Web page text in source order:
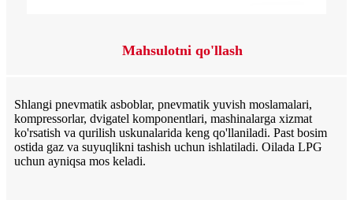
Mahsulotni qo'llash
Shlangi pnevmatik asboblar, pnevmatik yuvish moslamalari,
kompressorlar, dvigatel komponentlari, mashinalarga xizmat
ko'rsatish va qurilish uskunalarida keng qo'llaniladi. Past bosim
ostida gaz va suyuqlikni tashish uchun ishlatiladi. Oilada LPG
uchun ayniqsa mos keladi.